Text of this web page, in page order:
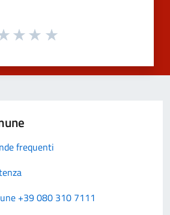
frequenti
+39 080 310 7111